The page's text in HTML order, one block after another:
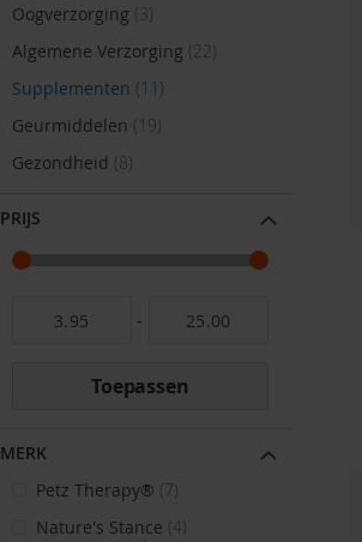
Oogverzorging
3
items
Algemene Verzorging 22
items
Supplementen 11
items
Geurmiddelen
19
items
Gezondheid 8
items
PRIJS
-
Toepassen
MERK
Petz Therapy® 7
items
Nature's Stance
4
items